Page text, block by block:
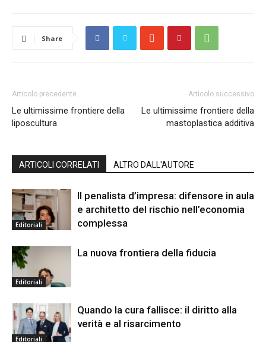
Share
Articolo precedente
Le ultimissime frontiere della
liposcultura
Articolo successivo
Le ultimissime frontiere della
mastoplastica additiva
ARTICOLI CORRELATI ALTRO DALL'AUTORE
Editoriali
Il penalista d’impresa: difensore in aula
e architetto del rischio nell’economia
complessa
Editoriali
La nuova frontiera della fiducia
Editoriali
Quando la cura fallisce: il diritto alla
verità e al risarcimento